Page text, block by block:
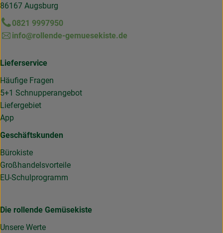
86167 Augsburg
0821 9997950
info@rollende-gemuesekiste.de
Lieferservice
Häufige Fragen
5+1 Schnupperangebot
Liefergebiet
App
Geschäftskunden
Bürokiste
Großhandelsvorteile
EU-Schulprogramm
Die rollende Gemüsekiste
Unsere Werte